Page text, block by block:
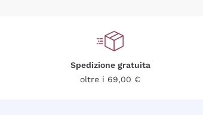
Spedizione gratuita
oltre i 69,00 €